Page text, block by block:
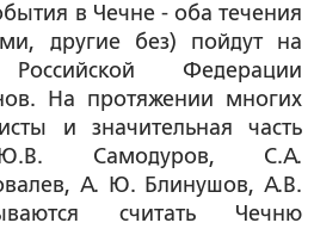
в Чечне - оба течения
другие без) пойдут на
Федерации
На протяжении многих
и значительная часть
Самодуров, С.А.
А. Ю. Блинушов, А.В.
считать Чечню